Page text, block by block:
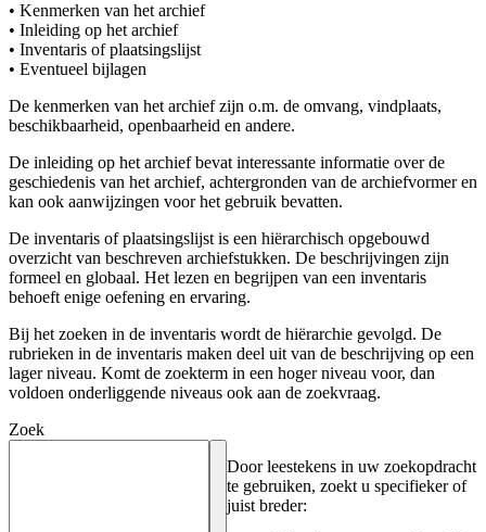
• Kenmerken van het archief
• Inleiding op het archief
• Inventaris of plaatsingslijst
• Eventueel bijlagen
De kenmerken van het archief zijn o.m. de omvang, vindplaats,
beschikbaarheid, openbaarheid en andere.
De inleiding op het archief bevat interessante informatie over de
geschiedenis van het archief, achtergronden van de archiefvormer en
kan ook aanwijzingen voor het gebruik bevatten.
De inventaris of plaatsingslijst is een hiërarchisch opgebouwd
overzicht van beschreven archiefstukken. De beschrijvingen zijn
formeel en globaal. Het lezen en begrijpen van een inventaris
behoeft enige oefening en ervaring.
Bij het zoeken in de inventaris wordt de hiërarchie gevolgd. De
rubrieken in de inventaris maken deel uit van de beschrijving op een
lager niveau. Komt de zoekterm in een hoger niveau voor, dan
voldoen onderliggende niveaus ook aan de zoekvraag.
Zoek
Door leestekens in uw zoekopdracht
te gebruiken, zoekt u specifieker of
juist breder: